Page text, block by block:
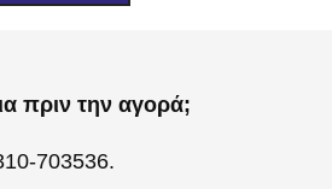
πριν την αγορά;
703536.